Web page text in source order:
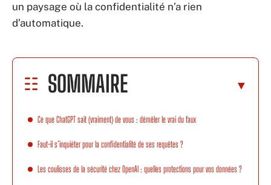
un paysage où la confidentialité n’a rien
d’automatique.
SOMMAIRE
Ce que ChatGPT sait (vraiment) de vous : démêler le vrai du faux
Faut-il s’inquiéter pour la confidentialité de ses requêtes ?
Les coulisses de la sécurité chez OpenAI : quelles protections pour vos données ?